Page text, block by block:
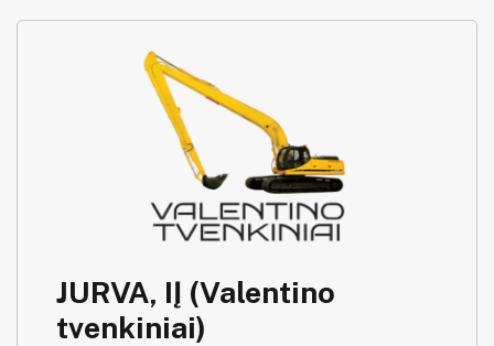
JURVA, IĮ (Valentino
tvenkiniai)